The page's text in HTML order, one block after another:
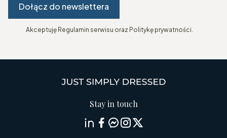
Dołącz do newslettera
Akceptuję Regulamin serwisu oraz Politykę prywatności.
Stay in touch